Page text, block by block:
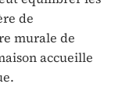
de
murale de
accueille